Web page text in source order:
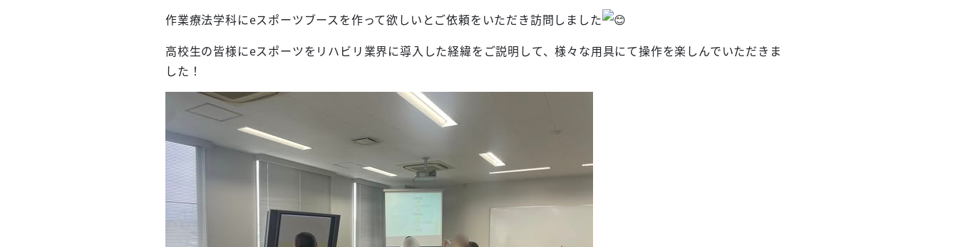
作業療法学科にeスポーツブースを作って欲しいとご依頼をいただき訪問しました
高校生の皆様にeスポーツをリハビリ業界に導入した経緯をご説明して、様々な用具にて操作を楽しんでいただきま
した！